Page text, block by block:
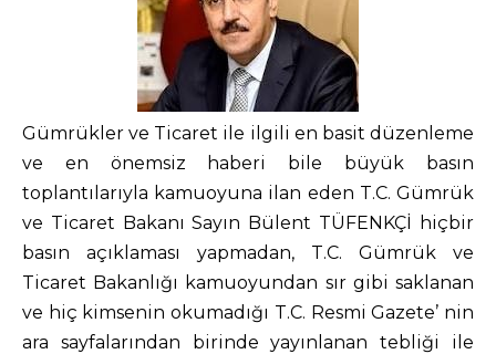
Gümrükler ve Ticaret ile ilgili en basit düzenleme
ve en önemsiz haberi bile büyük basın
toplantılarıyla kamuoyuna ilan eden T.C. Gümrük
ve Ticaret Bakanı Sayın Bülent TÜFENKÇİ hiçbir
basın açıklaması yapmadan, T.C. Gümrük ve
Ticaret Bakanlığı kamuoyundan sır gibi saklanan
ve hiç kimsenin okumadığı T.C. Resmi Gazete’ nin
ara sayfalarından birinde yayınlanan tebliği ile